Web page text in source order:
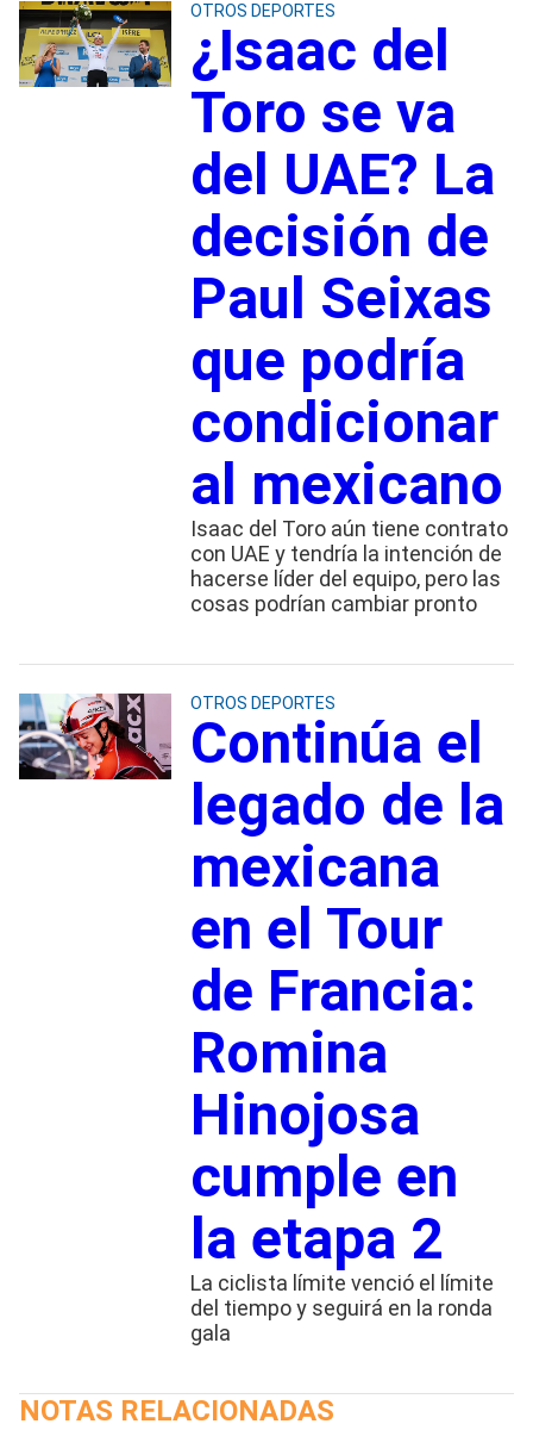
OTROS DEPORTES
¿Isaac del
Toro se va
del UAE? La
decisión de
Paul Seixas
que podría
condicionar
al mexicano
Isaac del Toro aún tiene contrato
con UAE y tendría la intención de
hacerse líder del equipo, pero las
cosas podrían cambiar pronto
OTROS DEPORTES
Continúa el
legado de la
mexicana
en el Tour
de Francia:
Romina
Hinojosa
cumple en
la etapa 2
La ciclista límite venció el límite
del tiempo y seguirá en la ronda
gala
NOTAS RELACIONADAS